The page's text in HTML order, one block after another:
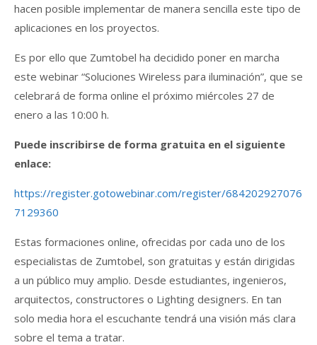
hacen posible implementar de manera sencilla este tipo de
aplicaciones en los proyectos.
Es por ello que Zumtobel ha decidido poner en marcha
este webinar “Soluciones Wireless para iluminación”, que se
celebrará de forma online el próximo miércoles 27 de
enero a las 10:00 h.
Puede inscribirse de forma gratuita en el siguiente
enlace:
https://register.gotowebinar.com/register/684202927076
7129360
Estas formaciones online, ofrecidas por cada uno de los
especialistas de Zumtobel, son gratuitas y están dirigidas
a un público muy amplio. Desde estudiantes, ingenieros,
arquitectos, constructores o Lighting designers. En tan
solo media hora el escuchante tendrá una visión más clara
sobre el tema a tratar.